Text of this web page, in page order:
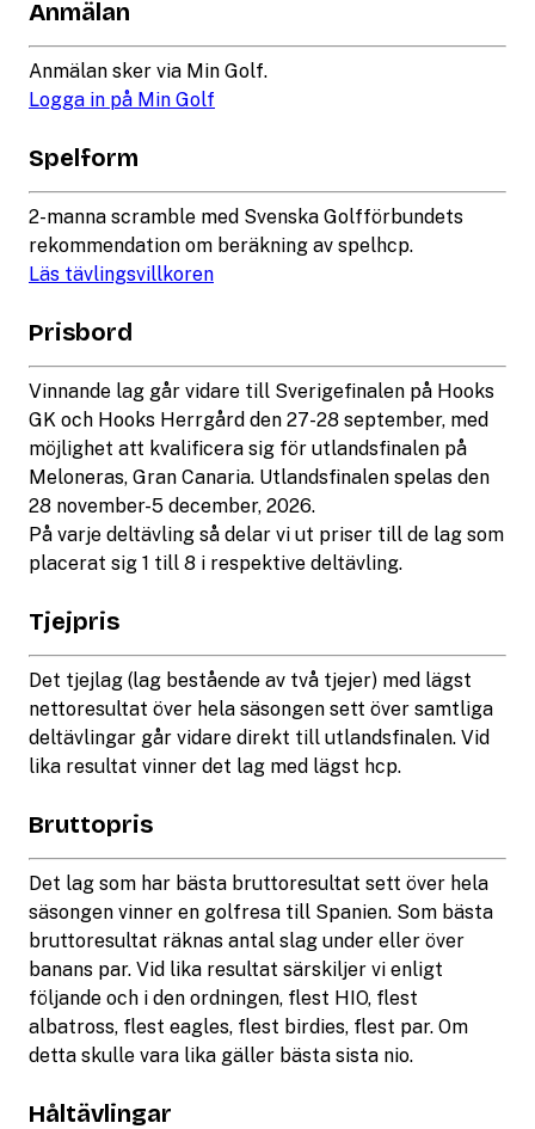
Anmälan
Anmälan sker via Min Golf.
Logga in på Min Golf
Spelform
2-manna scramble med Svenska Golfförbundets
rekommendation om beräkning av spelhcp.
Läs tävlingsvillkoren
Prisbord
Vinnande lag går vidare till Sverigefinalen på Hooks
GK och Hooks Herrgård den 27-28 september, med
möjlighet att kvalificera sig för utlandsfinalen på
Meloneras, Gran Canaria. Utlandsfinalen spelas den
28 november-5 december, 2026.
På varje deltävling så delar vi ut priser till de lag som
placerat sig 1 till 8 i respektive deltävling.
Tjejpris
Det tjejlag (lag bestående av två tjejer) med lägst
nettoresultat över hela säsongen sett över samtliga
deltävlingar går vidare direkt till utlandsfinalen. Vid
lika resultat vinner det lag med lägst hcp.
Bruttopris
Det lag som har bästa bruttoresultat sett över hela
säsongen vinner en golfresa till Spanien. Som bästa
bruttoresultat räknas antal slag under eller över
banans par. Vid lika resultat särskiljer vi enligt
följande och i den ordningen, flest HIO, flest
albatross, flest eagles, flest birdies, flest par. Om
detta skulle vara lika gäller bästa sista nio.
Håltävlingar